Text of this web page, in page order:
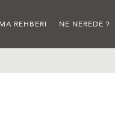
REHBERI NE NEREDE ?